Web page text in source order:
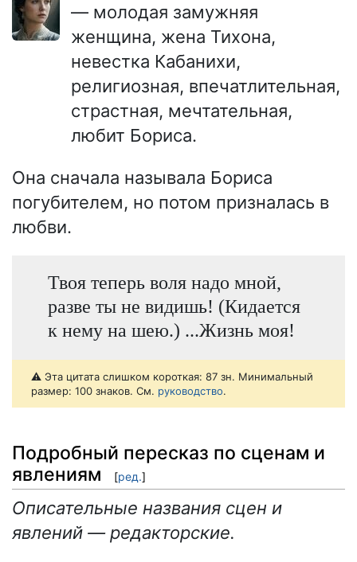
— молодая замужняя
женщина, жена Тихона,
невестка Кабанихи,
религиозная, впечатлительная,
страстная, мечтательная,
любит Бориса.
Она сначала называла Бориса
погубителем, но потом призналась в
любви.
Твоя теперь воля надо мной,
разве ты не видишь! (Кидается
к нему на шею.) ...Жизнь моя!
⚠️ Эта цитата слишком короткая: 87 зн. Минимальный
размер: 100 знаков. См. руководство.
Подробный пересказ по сценам и
явлениям
[ред.]
Описательные названия сцен и
явлений — редакторские.